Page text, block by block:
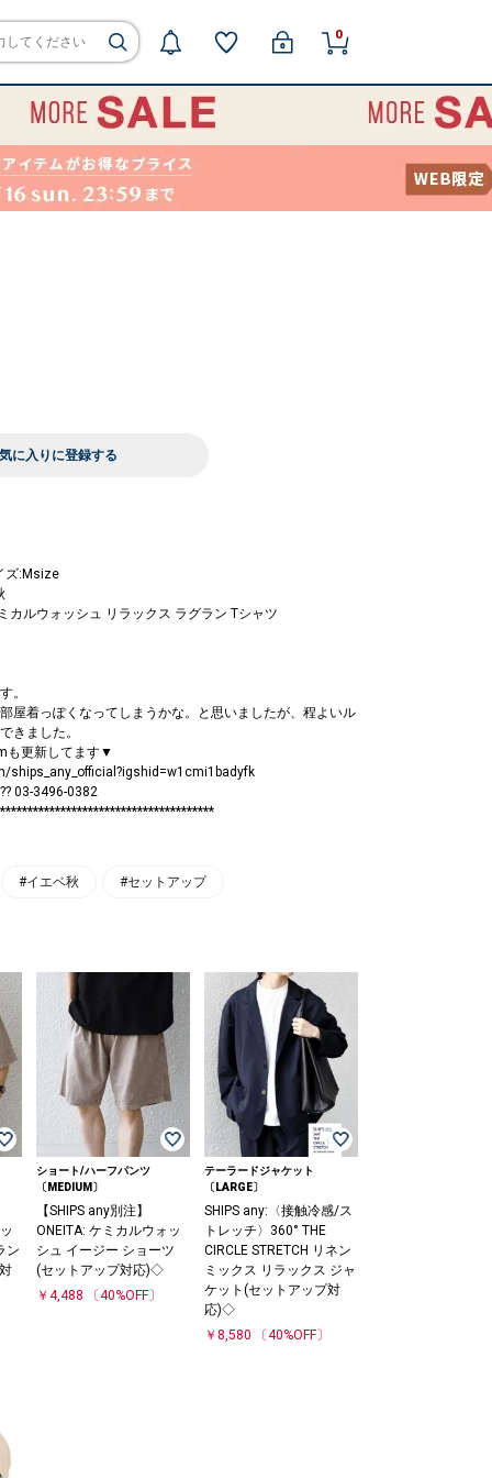
0
に入りに登録する
ズ:Msize
カルウォッシュ リラックス ラグラン Tシャツ
。
屋着っぽくなってしまうかな。と思いましたが、程よいル
きました。
も更新してます▼
03-3496-0382
#イエベ秋 #セットアップ
ン
ショート/ハーフパンツ
〔MEDIUM〕
【SHIPS any別注】
ONEITA: ケミカルウォッ
シュ イージー ショーツ
(セットアップ対応)◇
￥4,488
〔40%OFF〕
テーラードジャケット
〔LARGE〕
SHIPS any:〈接触冷感/ス
トレッチ〉360° THE
CIRCLE STRETCH リネン
ミックス リラックス ジャ
ケット(セットアップ対
応)◇
￥8,580
〔40%OFF〕